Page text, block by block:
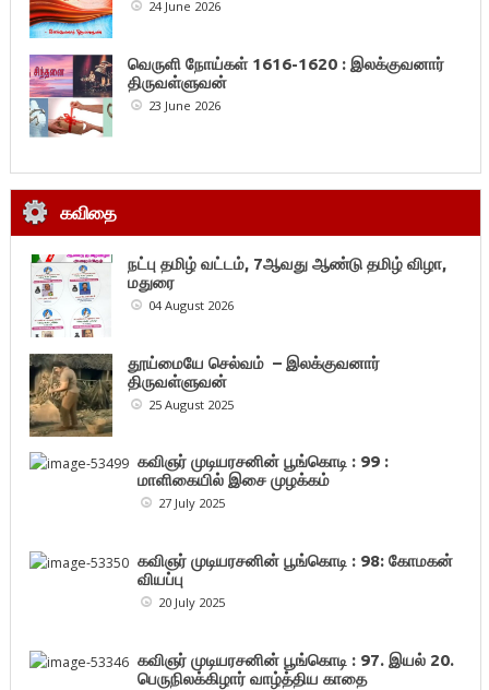
24 June 2026
வெருளி நோய்கள் 1616-1620 : இலக்குவனார்
திருவள்ளுவன்
23 June 2026
கவிதை
நட்பு தமிழ் வட்டம், 7ஆவது ஆண்டு தமிழ் விழா,
மதுரை
04 August 2026
தூய்மையே செல்வம் – இலக்குவனார்
திருவள்ளுவன்
25 August 2025
கவிஞர் முடியரசனின் பூங்கொடி : 99 :
மாளிகையில் இசை முழக்கம்
27 July 2025
கவிஞர் முடியரசனின் பூங்கொடி : 98: கோமகன்
வியப்பு
20 July 2025
கவிஞர் முடியரசனின் பூங்கொடி : 97. இயல் 20.
பெருநிலக்கிழார் வாழ்த்திய காதை